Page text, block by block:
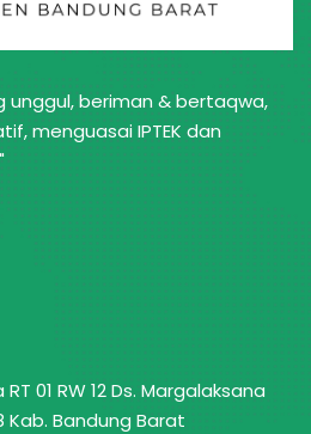
unggul, beriman & bertaqwa,
menguasai IPTEK dan
01 RW 12 Ds. Margalaksana
Bandung Barat